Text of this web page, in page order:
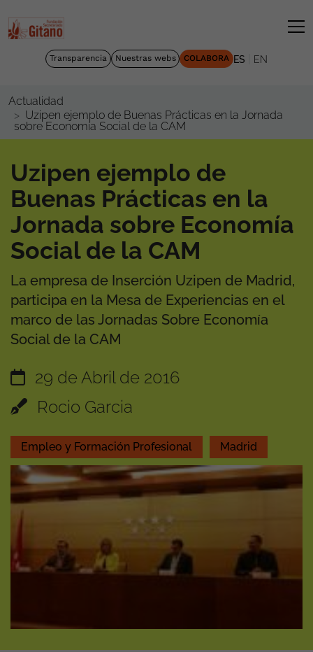
Transparencia Nuestras webs COLABORA ES EN
Actualidad
Uzipen ejemplo de Buenas Prácticas en la Jornada
sobre Economía Social de la CAM
Uzipen ejemplo de
Buenas Prácticas en la
Jornada sobre Economía
Social de la CAM
La empresa de Inserción Uzipen de Madrid,
participa en la Mesa de Experiencias en el
marco de las Jornadas Sobre Economía
Social de la CAM
29 de Abril de 2016
Rocio Garcia
Empleo y Formación Profesional Madrid